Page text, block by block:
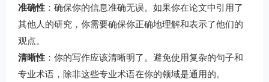
准确性 ：确保你的信息准确无误。如果你在论文中引用了
其他人的研究，你需要确保你正确地理解和表示了他们的
观点。
清晰性 ：你的写作应该清晰明了。避免使用复杂的句子和
专业术语，除非这些专业术语在你的领域是通用的。